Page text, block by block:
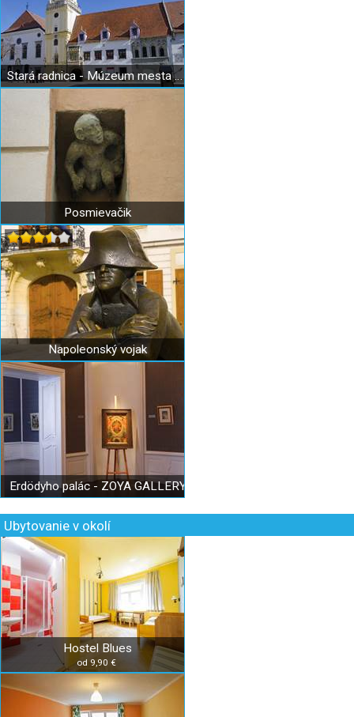
Stará radnica - Múzeum mesta Bratislavy - Múzeum dejín mesta
Posmievačik
Napoleonský vojak
Erdödyho palác - ZOYA GALLERY
Ubytovanie v okolí
Hostel Blues
od 9,90 €